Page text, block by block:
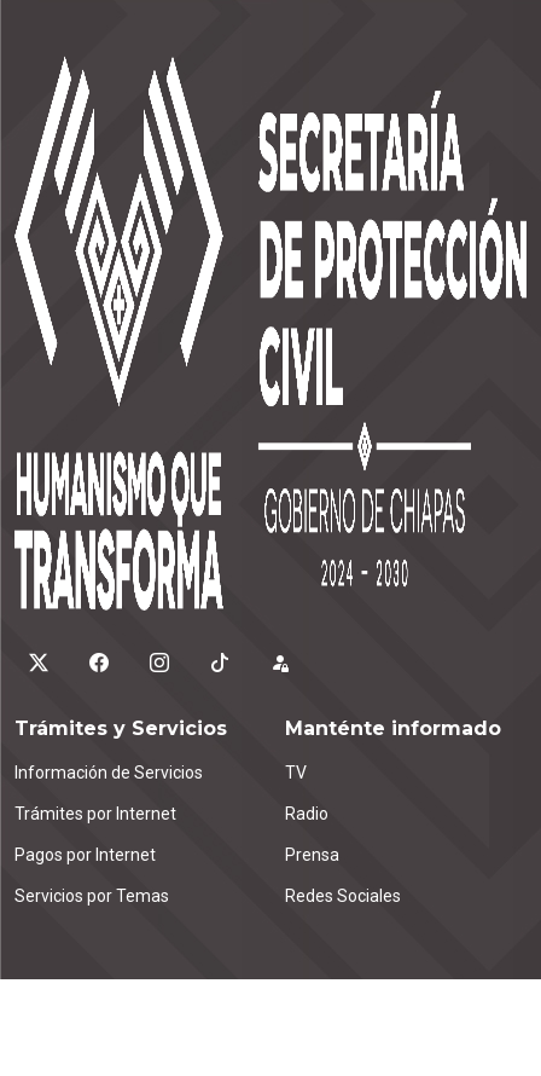
Trámites y Servicios
Información de Servicios
Trámites por Internet
Pagos por Internet
Servicios por Temas
Manténte informado
TV
Radio
Prensa
Redes Sociales